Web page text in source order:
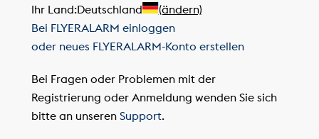
Ihr Land:Deutschland
(ändern)
Bei FLYERALARM einloggen
oder neues FLYERALARM-Konto erstellen
Bei Fragen oder Problemen mit der
Registrierung oder Anmeldung wenden Sie sich
bitte an unseren Support.